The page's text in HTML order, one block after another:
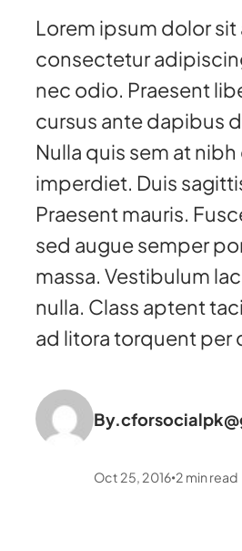
Lorem ipsum dolor sit
consectetur
nec odio. Praesent
cursus ante dapibus
Nulla quis sem at
imperdiet. Duis
Praesent mauris.
sed augue semper
massa. Vestibulum
nulla. Class aptent
ad litora torquent per
By.
Oct 25, 2016•2 min read